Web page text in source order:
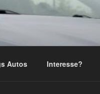
Autos Interesse?